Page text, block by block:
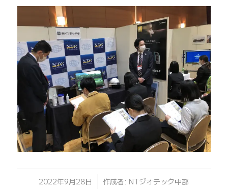
2022年9月28日
/ 作成者: NTジオテック中部